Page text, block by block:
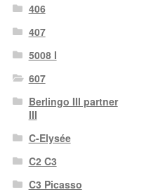
406
407
5008 I
607
Berlingo III partner
III
C-Elysée
C2 C3
C3 Picasso